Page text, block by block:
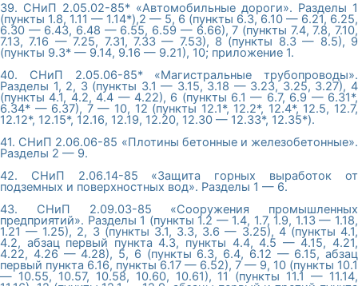
39. СНиП 2.05.02-85* «Автомобильные дороги». Разделы 1
(пункты 1.8, 1.11 — 1.14*),2 — 5, 6 (пункты 6.3, 6.10 — 6.21, 6.25,
6.30 — 6.43, 6.48 — 6.55, 6.59 — 6.66), 7 (пункты 7.4, 7.8, 7.10,
7.13, 7.16 — 7.25, 7.31, 7.33 — 7.53), 8 (пункты 8.3 — 8.5), 9
(пункты 9.3* — 9.14, 9.16 — 9.21), 10; приложение 1.
40. СНиП 2.05.06-85* «Магистральные трубопроводы».
Разделы 1, 2, 3 (пункты 3.1 — 3.15, 3.18 — 3.23, 3.25, 3.27), 4
(пункты 4.1, 4.2, 4.4 — 4.22), 6 (пункты 6.1 — 6.7, 6.9 — 6.31*,
6.34* — 6.37), 7 — 10, 12 (пункты 12.1*, 12.2*, 12.4*, 12.5, 12.7,
12.12*, 12.15*, 12.16, 12.19, 12.20, 12.30 — 12.33*, 12.35*).
41. СНиП 2.06.06-85 «Плотины бетонные и железобетонные».
Разделы 2 — 9.
42. СНиП 2.06.14-85 «Защита горных выработок от
подземных и поверхностных вод». Разделы 1 — 6.
43. СНиП 2.09.03-85 «Сооружения промышленных
предприятий». Разделы 1 (пункты 1.2 — 1.4, 1.7, 1.9, 1.13 — 1.18,
1.21 — 1.25), 2, 3 (пункты 3.1, 3.3, 3.6 — 3.25), 4 (пункты 4.1,
4.2, абзац первый пункта 4.3, пункты 4.4, 4.5 — 4.15, 4.21,
4.22, 4.26 — 4.28), 5, 6 (пункты 6.3, 6.4, 6.12 — 6.15, абзац
первый пункта 6.16, пункты 6.17 — 6.52), 7 — 9, 10 (пункты 10.1
— 10.55, 10.57, 10.58, 10.60, 10.61), 11 (пункты 11.1 — 11.14,